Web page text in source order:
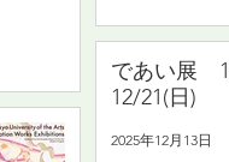
であい展
12/21(日)
2025年12月13日